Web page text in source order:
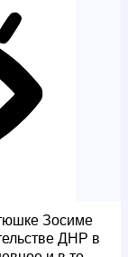
Зосиме
ДНР в